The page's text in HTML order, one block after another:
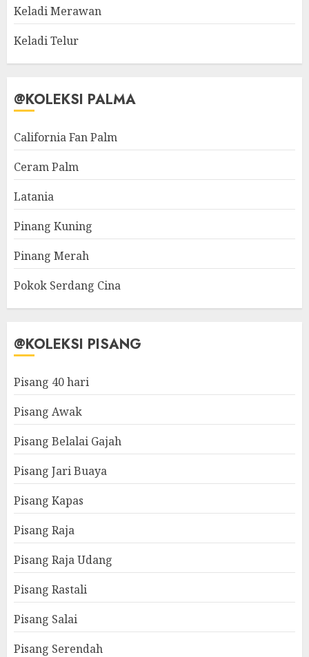
Keladi Merawan
Keladi Telur
@KOLEKSI PALMA
California Fan Palm
Ceram Palm
Latania
Pinang Kuning
Pinang Merah
Pokok Serdang Cina
@KOLEKSI PISANG
Pisang 40 hari
Pisang Awak
Pisang Belalai Gajah
Pisang Jari Buaya
Pisang Kapas
Pisang Raja
Pisang Raja Udang
Pisang Rastali
Pisang Salai
Pisang Serendah